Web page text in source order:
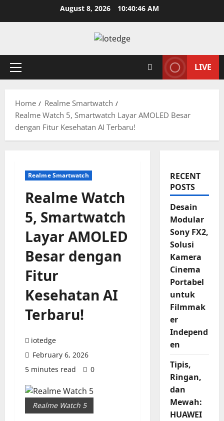
August 8, 2026 10:40:47 AM
Primary
LIVE
Home
Realme Smartwatch
Realme Watch 5, Smartwatch Layar AMOLED Besar
dengan Fitur Kesehatan AI Terbaru!
Realme Smartwatch
Realme Watch
5, Smartwatch
Layar AMOLED
Besar dengan
Fitur
Kesehatan AI
Terbaru!
iotedge
February 6, 2026
5 minutes read
0
Realme Watch 5
RECENT
POSTS
Desain
Modular
Sony FX2,
Solusi
Kamera
Cinema
Portabel
untuk
Filmmak
er
Independ
en
Tipis,
Ringan,
dan
Mewah:
HUAWEI